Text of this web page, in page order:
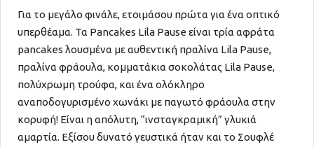
Για το μεγάλο φινάλε, ετοιμάσου πρώτα για ένα οπτικό
υπερθέαμα. Τα Pancakes Lila Pause είναι τρία αφράτα
pancakes λουσμένα με αυθεντική πραλίνα Lila Pause,
πραλίνα φράουλα, κομματάκια σοκολάτας Lila Pause,
πολύχρωμη τρούφα, και ένα ολόκληρο
αναποδογυρισμένο χωνάκι με παγωτό φράουλα στην
κορυφή! Είναι η απόλυτη, “ινσταγκραμική” γλυκιά
αμαρτία. Εξίσου δυνατό γευστικά ήταν και το Σουφλέ